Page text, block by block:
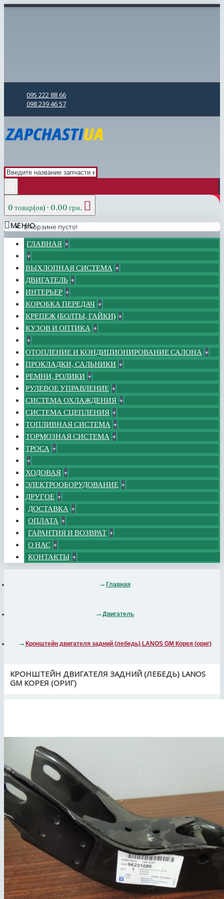
095 222 88 66
098 239 46 57
0 товар(ов) - 0.00 грн.
В корзине пусто!
МЕНЮ
ГЛАВНАЯ +
+
ВЫХЛОПНАЯ СИСТЕМА +
ДВИГАТЕЛЬ +
ИНТЕРЬЕР +
КОРОБКА ПЕРЕДАЧ +
КРЕПЕЖ (БОЛТЫ, ГАЙКИ) +
КУЗОВ И ОПТИКА +
+
ОТОПЛЕНИЕ И КОНДИЦИОНИРОВАНИЕ САЛОНА +
ПРОКЛАДКИ, САЛЬНИКИ +
РЕМНИ, РОЛИКИ +
РУЛЕВОЕ УПРАВЛЕНИЕ +
СИСТЕМА ОХЛАЖДЕНИЯ +
СИСТЕМА СЦЕПЛЕНИЯ +
ТОПЛИВНАЯ СИСТЕМА +
ТОРМОЗНАЯ СИСТЕМА +
ТРОСА +
+
ХОДОВАЯ +
ЭЛЕКТРООБОРУДОВАНИЕ +
ДРУГОЕ +
ДОСТАВКА +
ОПЛАТА +
ГАРАНТИЯ И ВОЗВРАТ +
О НАС +
КОНТАКТЫ +
Главная
Двигатель
Кронштейн двигателя задний (лебедь) LANOS GM Корея (ориг)
КРОНШТЕЙН ДВИГАТЕЛЯ ЗАДНИЙ (ЛЕБЕДЬ) LANOS
GM КОРЕЯ (ОРИГ)